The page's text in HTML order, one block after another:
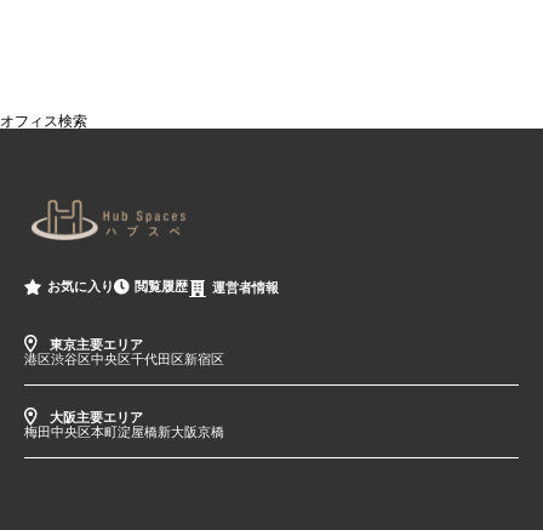
オフィス検索
お気に入り 閲覧履歴 運営者情報
東京主要エリア
港区渋谷区中央区千代田区新宿区
大阪主要エリア
梅田中央区本町淀屋橋新大阪京橋